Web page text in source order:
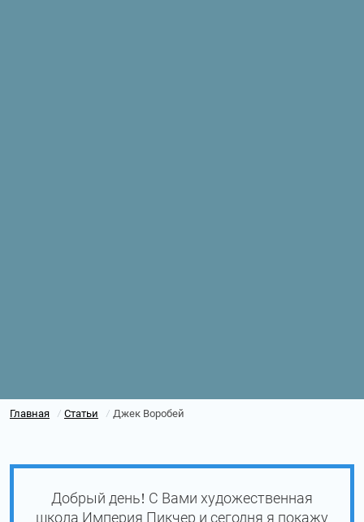
Главная / Статьи / Джек Воробей
Добрый день! С Вами художественная
школа Империя Пикчер и сегодня я покажу